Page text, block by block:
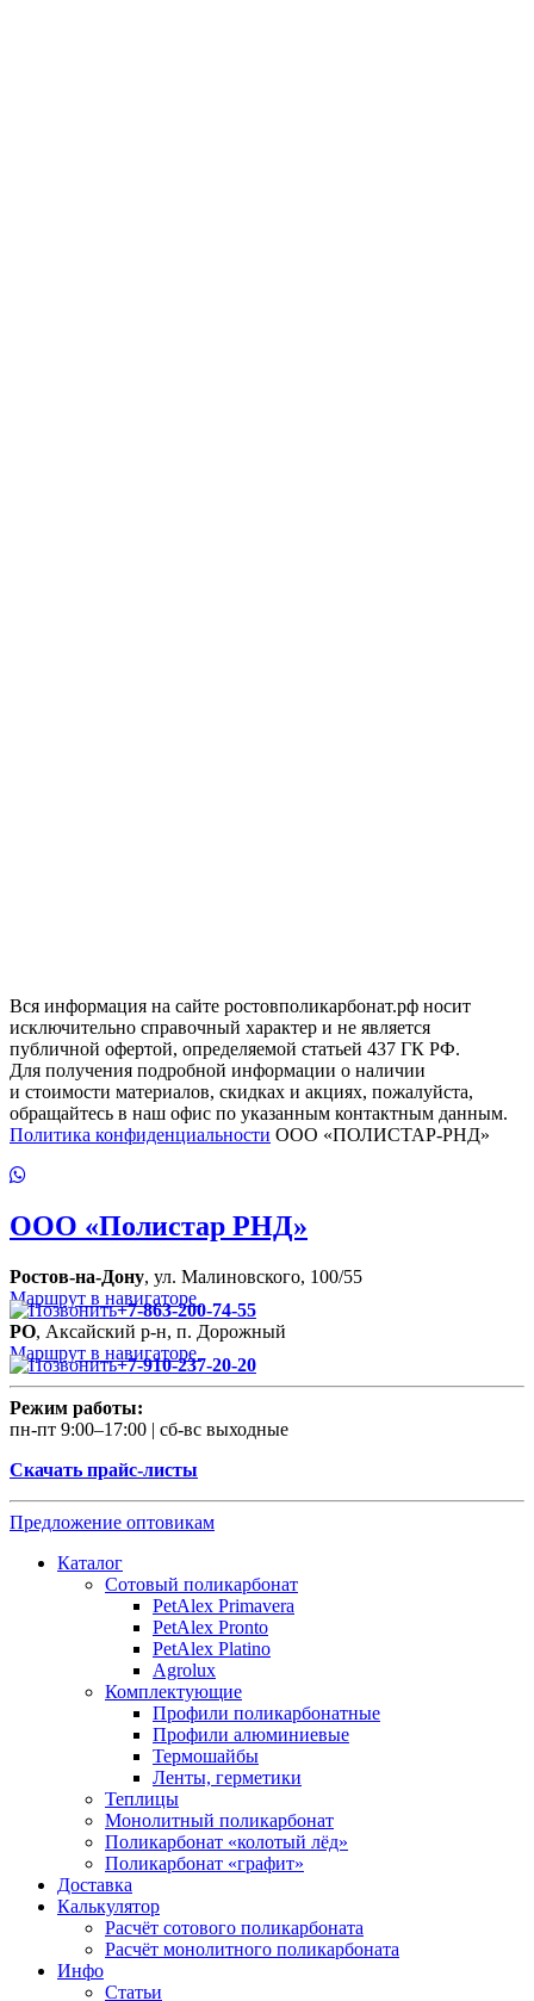
Вся информация на сайте ростовполикарбонат.рф носит
исключительно справочный характер и не является
публичной офертой, определяемой статьей 437 ГК РФ.
Для получения подробной информации о наличии
и стоимости материалов, скидках и акциях, пожалуйста,
обращайтесь в наш офис по указанным контактным данным.
Политика конфиденциальности ООО «ПОЛИСТАР-РНД»
ООО «Полистар РНД»
Ростов-на-Дону, ул. Малиновского, 100/55
Маршрут в навигаторе
+7-863-200-74-55
РО, Аксайский р-н, п. Дорожный
Маршрут в навигаторе
+7-910-237-20-20
Режим работы:
пн-пт 9:00–17:00 | сб-вс выходные
Скачать прайс-листы
Предложение оптовикам
Каталог
Сотовый поликарбонат
PetAlex Primavera
PetAlex Pronto
PetAlex Platino
Agrolux
Комплектующие
Профили поликарбонатные
Профили алюминиевые
Термошайбы
Ленты, герметики
Теплицы
Монолитный поликарбонат
Поликарбонат «колотый лёд»
Поликарбонат «графит»
Доставка
Калькулятор
Расчёт сотового поликарбоната
Расчёт монолитного поликарбоната
Инфо
Статьи